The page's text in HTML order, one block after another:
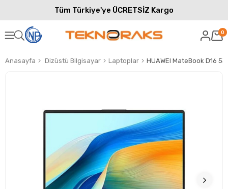
Tüm Türkiye'ye ÜCRETSİZ Kargo
0
Anasayfa Dizüstü Bilgisayar Laptoplar